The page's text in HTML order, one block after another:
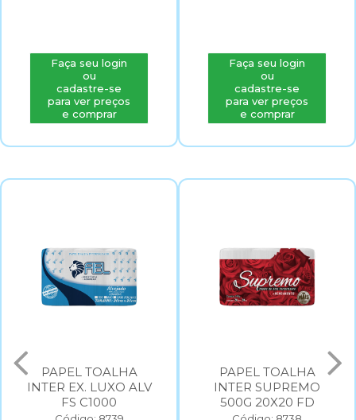
Faça seu login
ou
cadastre-se
para ver preços
e comprar
Faça seu login
ou
cadastre-se
para ver preços
e comprar
PAPEL TOALHA
INTER EX. LUXO ALV
FS C1000
PAPEL TOALHA
INTER SUPREMO
500G 20X20 FD